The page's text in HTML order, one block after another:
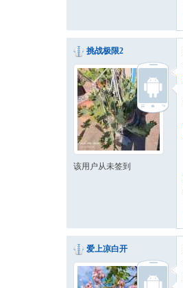
挑战极限2
该用户从未签到
爱上凉白开